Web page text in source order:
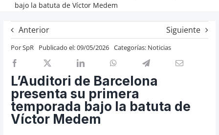
Crítica
Previos de ópera
Entrevistas
Recomendación
Cosas de Beckmesser
Nosotros y privacidad
Buscar:
bajo la batuta de Víctor Medem
Anterior Siguiente
PorSpR Publicado el: 09/05/2026 Categorías: Noticias
L’Auditori de Barcelona
presenta su primera
temporada bajo la batuta de
Víctor Medem